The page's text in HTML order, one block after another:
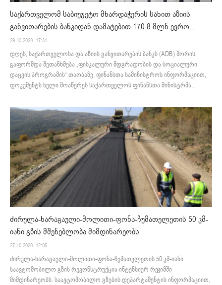
საქართველომ საბიუჯეტო მხარდაჭერის სახით აზიის
განვითარების ბანკიდან დამატებით 170.8 მლნ ევრო...
29.10.2020. 17:31
დღეს, საქართველოსა და აზიის განვითარების ბანკს (ADB) შორის
გაფორმდა შეთანხმება „ფისკალური მდგრადობის და სოციალური
დაცვის პროგრამის“ თაობაზე. ფინანსთა სამინისტროს ინფორმაციით,
დოკუმენტს ხელი მოაწერეს საქართველოს ფინანსთა მინისტრმა...
ძირულა-ხარაგაული-მოლითი-ფონა-ჩუმათელეთის 50 კმ-
იანი გზის მშენებლობა მიმდინარეობს
27.10.2020. 12:05
ძირულა-ხარაგაული-მოლითი-ფონა-ჩუმათელეთის 50 კმ-იანი
საავტომობილო გზის რეკონსტრუქცია ინტენსიურ რეჟიმში
მიმდინარეობს. საავტომობილო გზების დეპარტამენტის ინფორმაციით,